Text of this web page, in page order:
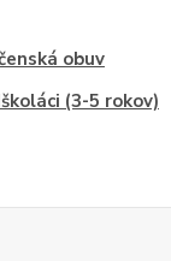
obuv
(3-5 rokov)